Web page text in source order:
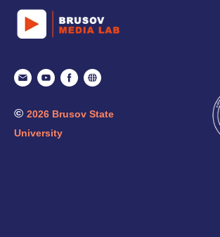
© 2026 Brusov State
University